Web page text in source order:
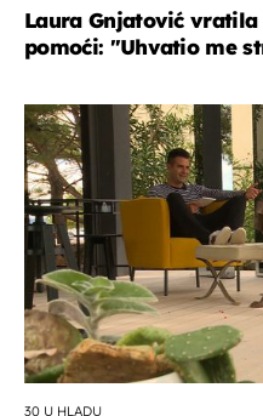
Laura Gnjatović
pomoći: "Uhvatio me
30 U HLADU